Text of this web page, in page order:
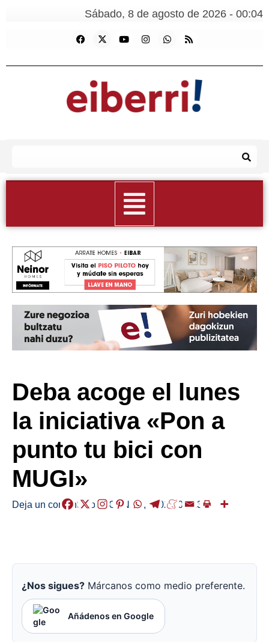
Sábado, 8 de agosto de 2026 - 00:04
Deba acoge el lunes
la iniciativa «Pon a
punto tu bici con
MUGI»
Deja un comentario /AGENDA , /2025-09-13
¿Nos sigues? Márcanos como medio preferente.
Añádenos en Google